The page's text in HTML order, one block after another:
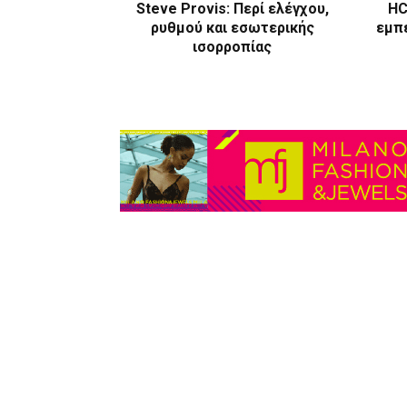
Steve Provis: Περί ελέγχου,
ρυθμού και εσωτερικής
ισορροπίας